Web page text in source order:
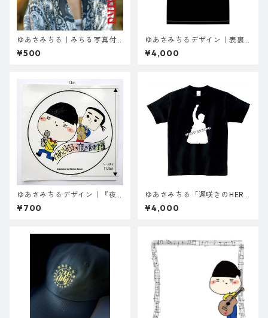
ゆあさみちる｜みちる写真付
せん
¥500
ゆあさみちるデザイン｜表裏T
シャツ
¥4,000
ゆあさみちるデザイン｜『夜
の音楽室』丸ステッカー
¥700
ゆあさみちる「遅咲きのHER
O」黒・Tシャツ（サイズSの
み）
¥4,000